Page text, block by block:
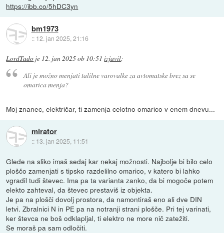
https://ibb.co/5hDC3yn
bm1973
:: 12. jan 2025, 21:16
LordTado je 12. jan 2025 ob 10:51 izjavil:
Ali je možno menjati talilne varovalke za avtomatske brez sa se
omarica menja?
Moj znanec, električar, ti zamenja celotno omarico v enem dnevu...
mirator
:: 13. jan 2025, 11:51
Glede na sliko imaš sedaj kar nekaj možnosti. Najbolje bi bilo celo
ploščo zamenjati s tipsko razdelilno omarico, v katero bi lahko
vgradil tudi števec. Ima pa ta varianta zanko, da bi mogoče potem
elekto zahteval, da števec prestaviš iz objekta.
Je pa na plošči dovolj prostora, da namontiraš eno ali dve DIN
letvi. Zbralnici N in PE pa na notranji strani plošče. Pri tej varinati,
ker števca ne boš odklapljal, ti elektro ne more nič zatežiti.
Se moraš pa sam odločiti.